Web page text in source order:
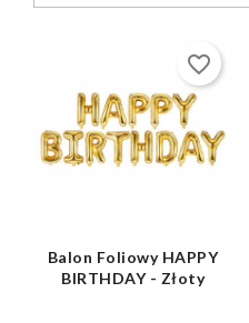
shopping_bag 
Balon Foliowy HAPPY
BIRTHDAY - Złoty
favorite_border